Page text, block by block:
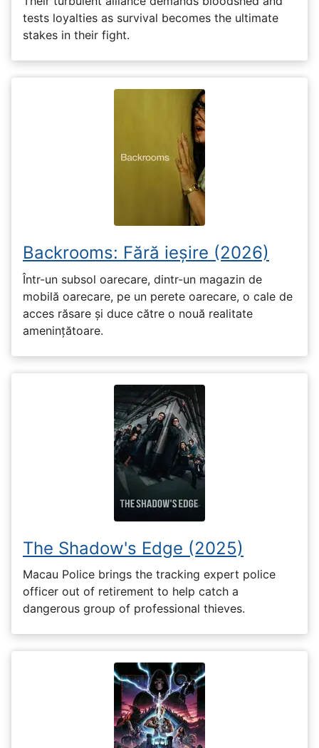
tests loyalties as survival becomes the ultimate
stakes in their fight.
Backrooms: Fără ieșire (2026)
Într-un subsol oarecare, dintr-un magazin de
mobilă oarecare, pe un perete oarecare, o cale de
acces răsare și duce către o nouă realitate
amenințătoare.
The Shadow's Edge (2025)
Macau Police brings the tracking expert police
officer out of retirement to help catch a
dangerous group of professional thieves.